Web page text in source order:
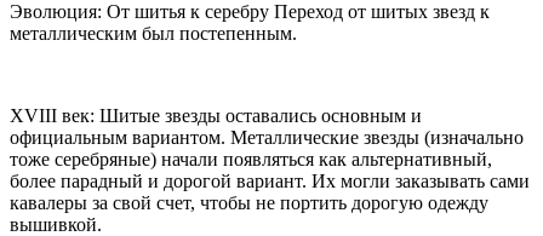
Эволюция: От шитья к серебру Переход от шитых звезд к
металлическим был постепенным.
XVIII век: Шитые звезды оставались основным и
официальным вариантом. Металлические звезды (изначально
тоже серебряные) начали появляться как альтернативный,
более парадный и дорогой вариант. Их могли заказывать сами
кавалеры за свой счет, чтобы не портить дорогую одежду
вышивкой.